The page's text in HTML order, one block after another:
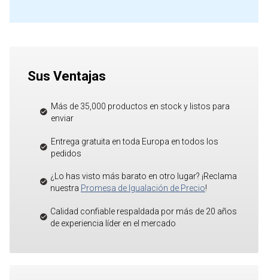
Sus Ventajas
Más de 35,000 productos en stock y listos para
enviar
Entrega gratuita en toda Europa en todos los
pedidos
¿Lo has visto más barato en otro lugar? ¡Reclama
nuestra Promesa de Igualación de Precio!
Calidad confiable respaldada por más de 20 años
de experiencia líder en el mercado